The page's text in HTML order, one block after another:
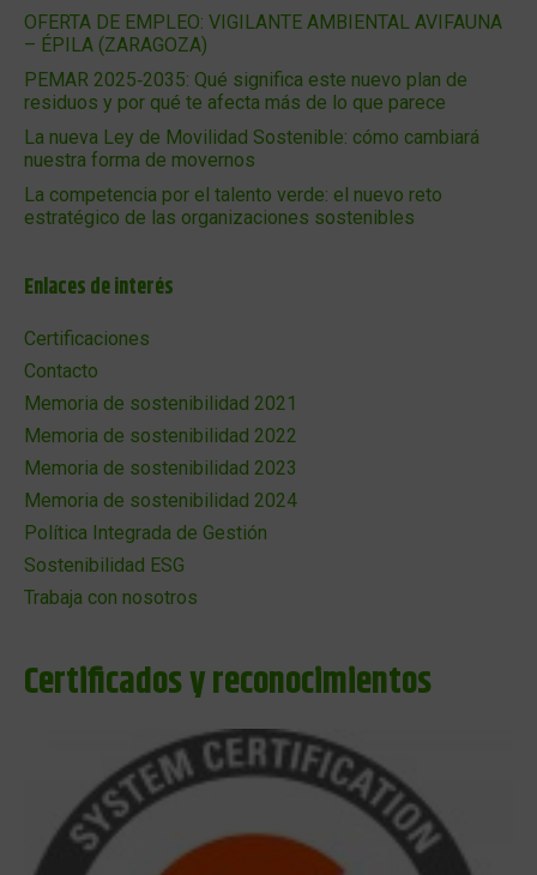
OFERTA DE EMPLEO: VIGILANTE AMBIENTAL AVIFAUNA
– ÉPILA (ZARAGOZA)
PEMAR 2025‑2035: Qué significa este nuevo plan de
residuos y por qué te afecta más de lo que parece
La nueva Ley de Movilidad Sostenible: cómo cambiará
nuestra forma de movernos
La competencia por el talento verde: el nuevo reto
estratégico de las organizaciones sostenibles
Enlaces de interés
Certificaciones
Contacto
Memoria de sostenibilidad 2021
Memoria de sostenibilidad 2022
Memoria de sostenibilidad 2023
Memoria de sostenibilidad 2024
Política Integrada de Gestión
Sostenibilidad ESG
Trabaja con nosotros
Certificados y reconocimientos